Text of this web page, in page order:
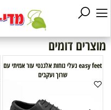
מוצרים דומים
easy feet נעלי נוחות אלגנטי עור אמיתי עם
שרוך ועקבים